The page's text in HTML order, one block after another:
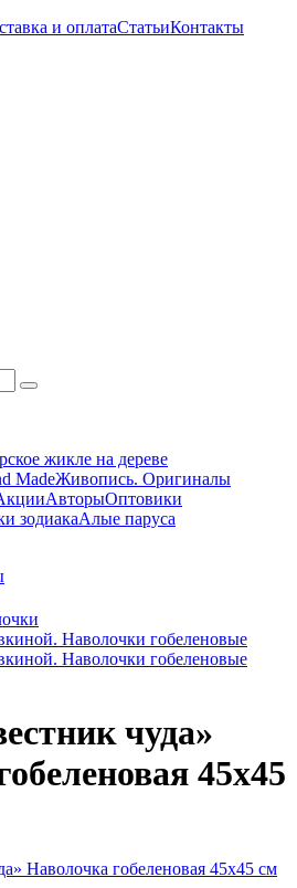
и оплатаСтатьиКонтакты
жикле на дереве
MadeЖивопись. Оригиналы
АвторыОптовики
зодиакаАлые паруса
Наволочки гобеленовые
Наволочки гобеленовые
чуда»
45х45